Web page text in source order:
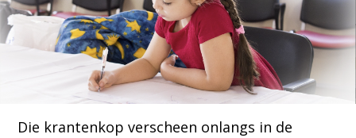
Die krantenkop verscheen onlangs in de